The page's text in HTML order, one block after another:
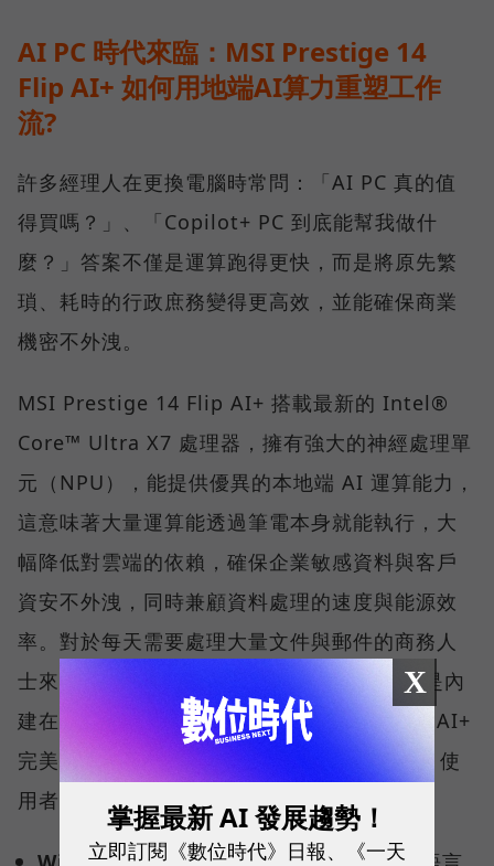
AI PC 時代來臨：MSI Prestige 14
Flip AI+ 如何用地端AI算力重塑工作
流?
許多經理人在更換電腦時常問：「AI PC 真的值
得買嗎？」、「Copilot+ PC 到底能幫我做什
麼？」答案不僅是運算跑得更快，而是將原先繁
瑣、耗時的行政庶務變得更高效，並能確保商業
機密不外洩。
MSI Prestige 14 Flip AI+ 搭載最新的 Intel®
Core™ Ultra X7 處理器，擁有強大的神經處理單
元（NPU），能提供優異的本地端 AI 運算能力，
這意味著大量運算能透過筆電本身就能執行，大
幅降低對雲端的依賴，確保企業敏感資料與客戶
資安不外洩，同時兼顧資料處理的速度與能源效
率。對於每天需要處理大量文件與郵件的商務人
士來說，AI 不再只是網頁上的聊天工具，而是內
建在系統底層的數位助手。Prestige 14 Flip AI+
完美符合 Windows Copilot+ PC 架構認證，使
用者可解鎖多項雲端無法執行的關鍵功能：
X
掌握最新 AI 發展趨勢！
立即訂閱《數位時代》日報、《一天